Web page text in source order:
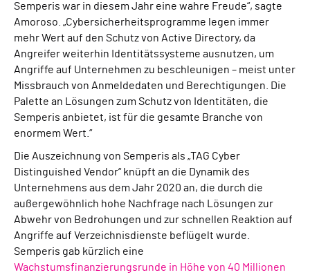
Semperis war in diesem Jahr eine wahre Freude“, sagte
Amoroso. „Cybersicherheitsprogramme legen immer
mehr Wert auf den Schutz von Active Directory, da
Angreifer weiterhin Identitätssysteme ausnutzen, um
Angriffe auf Unternehmen zu beschleunigen – meist unter
Missbrauch von Anmeldedaten und Berechtigungen. Die
Palette an Lösungen zum Schutz von Identitäten, die
Semperis anbietet, ist für die gesamte Branche von
enormem Wert.“
Die Auszeichnung von Semperis als „TAG Cyber
Distinguished Vendor“ knüpft an die Dynamik des
Unternehmens aus dem Jahr 2020 an, die durch die
außergewöhnlich hohe Nachfrage nach Lösungen zur
Abwehr von Bedrohungen und zur schnellen Reaktion auf
Angriffe auf Verzeichnisdienste beflügelt wurde.
Semperis gab kürzlich eine
Wachstumsfinanzierungsrunde in Höhe von 40 Millionen